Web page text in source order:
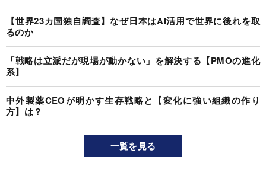
【世界23カ国独自調査】なぜ日本はAI活用で世界に後れを取
るのか
「戦略は立派だが現場が動かない」を解決する【PMOの進化
系】
中外製薬CEOが明かす生存戦略と【変化に強い組織の作り
方】は？
一覧を見る